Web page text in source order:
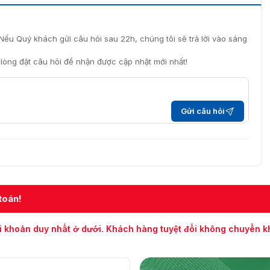
Quý khách gửi câu hỏi sau 22h, chúng tôi sẽ trả lời vào sáng
đặt câu hỏi để nhận được cập nhật mới nhất!
Gửi câu hỏi
duy nhất ở dưới. Khách hàng tuyệt đối không chuyển